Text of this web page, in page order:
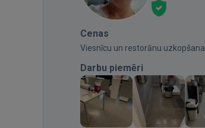
Cenas
Viesnīcu un restorānu uzkopšana
Darbu piemēri